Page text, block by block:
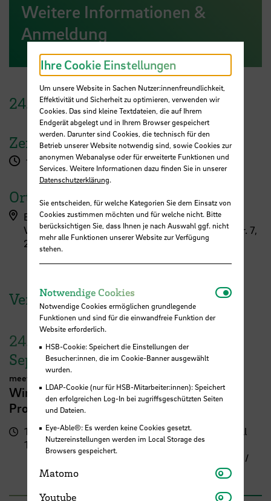
Weitere Informationen &
Anmeldung
24. August2023
Zeit
12:00 - 14:00 Uhr
Ort
Bremen
VIP-Club Ost im Weserstadion, Franz-Böhmert-Str. 7,
28205 Bremen
Veranstaltungen der HSB
24.
September
meetMINT
Wir feiern Frauen in MINT – 10 Jahre
Programm meetMINT
17:00 -
19:30 Uhr
Campus Neustadt, Neustadtswall
(AB-Gebäude)
AB-Gebäude - 10. Obergeschoss /
Staffelgeschoss / Sky Lounge
Ihre Cookie Einstellungen
Um unsere Website in Sachen Nutzer:innenfreundlichkeit,
Effektivität und Sicherheit zu optimieren, verwenden wir
Cookies. Das sind kleine Textdateien, die auf Ihrem
Endgerät abgelegt und in Ihrem Browser gespeichert
werden. Darunter sind Cookies, die technisch für den
Betrieb unserer Website notwendig sind, sowie Cookies zur
anonymen Webanalyse oder für erweiterte Funktionen und
Services. Weitere Informationen dazu finden Sie in unserer
Datenschutzerklärung.
Sie entscheiden, für welche Kategorien Sie dem Einsatz von
Cookies zustimmen möchten und für welche nicht. Bitte
berücksichtigen Sie, dass Ihnen je nach Auswahl ggf. nicht
mehr alle Funktionen unserer Website zur Verfügung
stehen.
Notwendige Cookies
Notwendige Cookies ermöglichen grundlegende
Funktionen und sind für die einwandfreie Funktion der
Website erforderlich.
HSB-Cookie: Speichert die Einstellungen der
Besucher:innen, die im Cookie-Banner ausgewählt
wurden.
LDAP-Cookie (nur für HSB-Mitarbeiter:innen): Speichert
den erfolgreichen Log-In bei zugriffsgeschützten Seiten
und Dateien.
Eye-Able®: Es werden keine Cookies gesetzt.
Nutzereinstellungen werden im Local Storage des
Browsers gespeichert.
Matomo Matomo
Youtube Youtube